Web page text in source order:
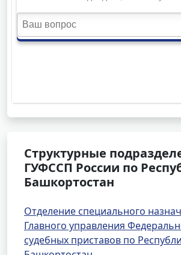
Структурные
ГУФССП России по
Башкортостан
Отделение специального
Главного управления
судебных приставов по